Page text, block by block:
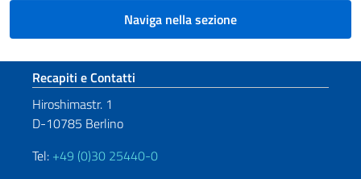
Naviga nella sezione
Sezione footer
Recapiti e Contatti
Hiroshimastr. 1
D-10785 Berlino
Tel: +49 (0)30 25440-0